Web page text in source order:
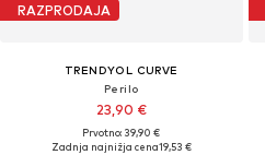
RAZPRODAJA
TRENDYOL CURVE
Perilo
23,90 €
Prvotno: 39,90 €
Zadnja najnižja cena19,53 €